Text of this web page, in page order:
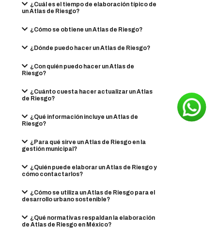
¿Cuál es el tiempo de elaboración típico de
un Atlas de Riesgo?
¿Cómo se obtiene un Atlas de Riesgo?
¿Dónde puedo hacer un Atlas de Riesgo?
¿Con quién puedo hacer un Atlas de
Riesgo?
¿Cuánto cuesta hacer actualizar un Atlas
de Riesgo?
¿Qué información incluye un Atlas de
Riesgo?
¿Para qué sirve un Atlas de Riesgo en la
gestión municipal?
¿Quién puede elaborar un Atlas de Riesgo y
cómo contactarlos?
¿Cómo se utiliza un Atlas de Riesgo para el
desarrollo urbano sostenible?
¿Qué normativas respaldan la elaboración
de Atlas de Riesgo en México?